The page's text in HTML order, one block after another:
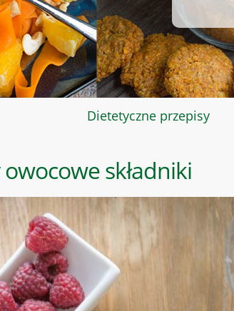
Dietetyczne przepisy
składniki